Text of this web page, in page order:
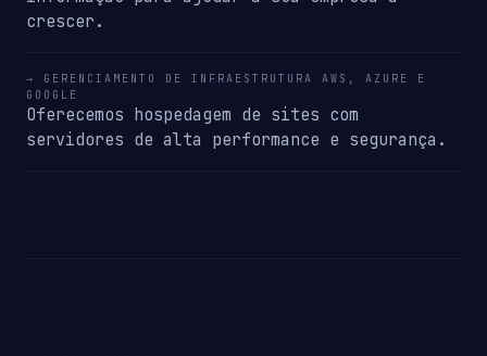
crescer.
→ GERENCIAMENTO DE INFRAESTRUTURA AWS, AZURE E
GOOGLE
Oferecemos hospedagem de sites com
servidores de alta performance e segurança.